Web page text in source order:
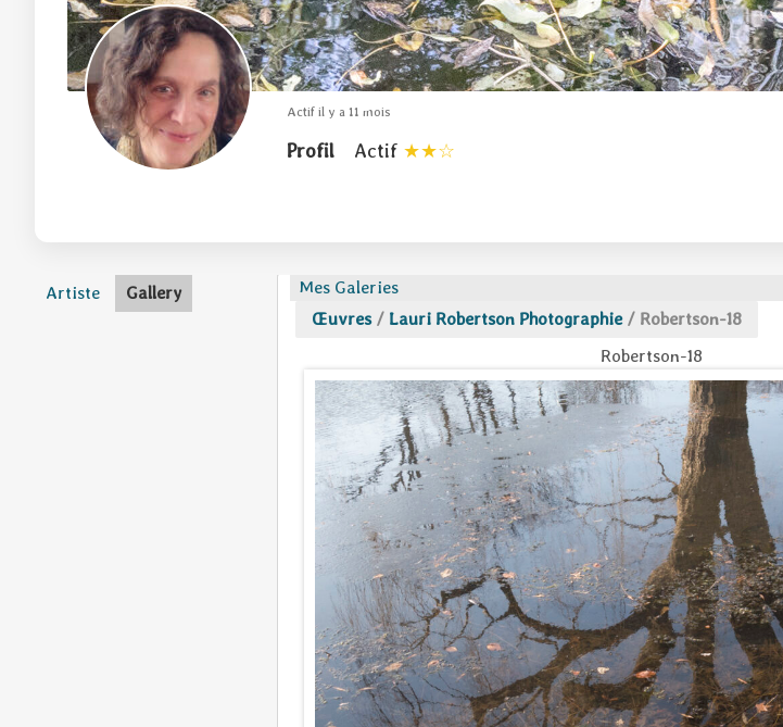
Actif il y a 11 mois
Profil Actif
Artiste Gallery
Mes Galeries
Œuvres / Lauri Robertson Photographie / Robertson-18
Robertson-18